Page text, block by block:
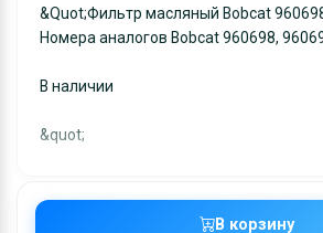
В корзину
&quot;Фильтр масляный Bobcat 960698, 960698N.
Номера аналогов Bobcat 960698,
В наличии
&quot;
Доставка:
Адрес самовывоза:г.
Условия и гарантии:
без обязательной подписи.